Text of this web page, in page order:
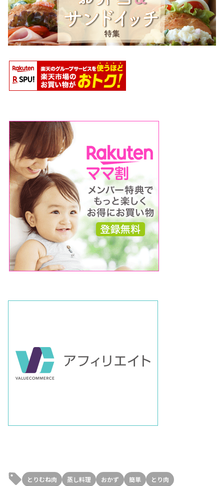
とりむね肉 蒸し料理 おかず 簡単 とり肉